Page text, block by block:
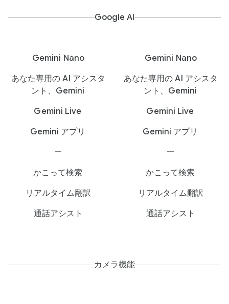
Google AI
Gemini Nano
Gemini Nano
あなた専用の AI アシスタ
ント、Gemini
あなた専用の AI アシスタ
ント、Gemini
Gemini Live
Gemini Live
Gemini アプリ
Gemini アプリ
—
—
かこって検索
かこって検索
リアルタイム翻訳
リアルタイム翻訳
通話アシスト
通話アシスト
カメラ機能